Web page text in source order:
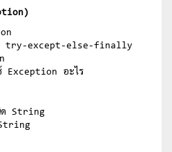
try-except-else-finally
ช้ Exception อะไร
ด String
String